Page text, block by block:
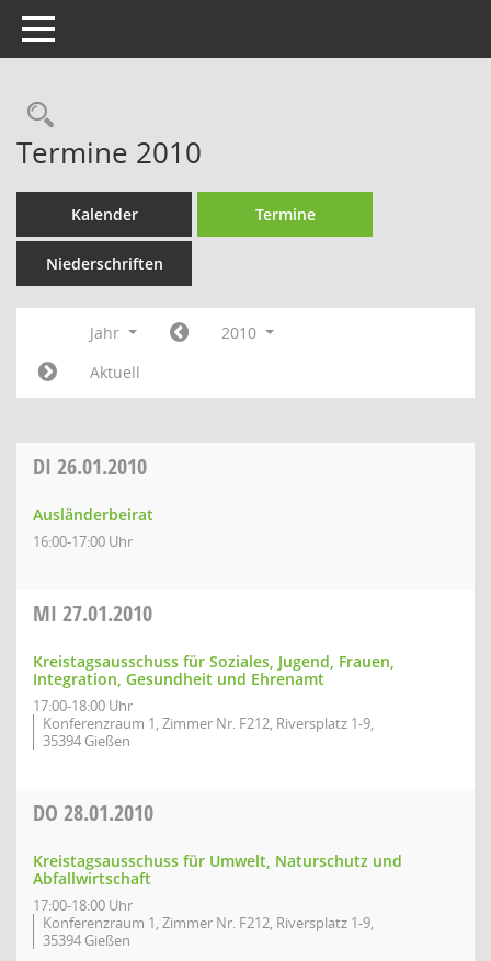
Toggle navigation
Rechercheauswahl
Termine 2010
Kalender Termine
Niederschriften
Jahr
2010
Aktuell
DI 26.01.2010
Ausländerbeirat
16:00-17:00 Uhr
MI 27.01.2010
Kreistagsausschuss für Soziales, Jugend, Frauen,
Integration, Gesundheit und Ehrenamt
17:00-18:00 Uhr
Konferenzraum 1, Zimmer Nr. F212, Riversplatz 1-9,
35394 Gießen
DO 28.01.2010
Kreistagsausschuss für Umwelt, Naturschutz und
Abfallwirtschaft
17:00-18:00 Uhr
Konferenzraum 1, Zimmer Nr. F212, Riversplatz 1-9,
35394 Gießen